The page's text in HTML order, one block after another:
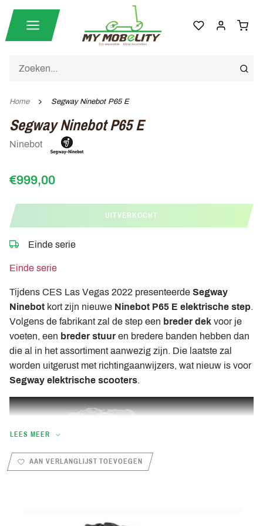
Home Segway Ninebot P65 E
Segway Ninebot P65 E
Ninebot
€999,00
UITVERKOCHT
Einde serie
Einde serie
Tijdens CES Las Vegas 2022 presenteerde Segway
Ninebot kort zijn nieuwe Ninebot P65 E elektrische step.
Volgens de fabrikant zal de step een breder dek voor je
voeten, een breder stuur en bredere banden hebben dan
die al in het assortiment aanwezig zijn. Die laatste zal
worden uitgerust met richtingaanwijzers, wat nieuw is voor
Segway elektrische scooters.
LEES MEER
AAN VERLANGLIJST TOEVOEGEN